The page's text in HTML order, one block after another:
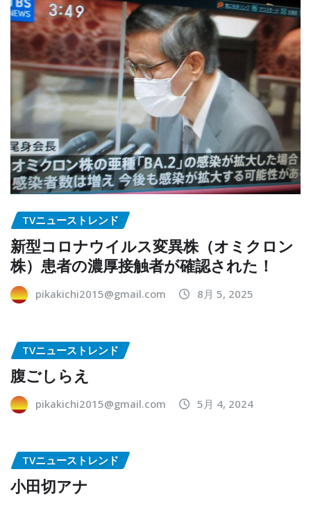
TVニューストレンド
新型コロナウイルス変異株（オミクロン
株）患者の濃厚接触者が確認された！
pikakichi2015@gmail.com 8月 5, 2025
TVニューストレンド
腹ごしらえ
pikakichi2015@gmail.com 5月 4, 2024
TVニューストレンド
小田切アナ